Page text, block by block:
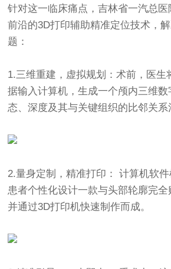
针对这一临床痛点，吉林省一汽总医
前沿的3D打印辅助精准定位技术，
题：
1.三维重建，虚拟规划：术前，医生
据输入计算机，生成一个颅内三维
态、深度及其与关键组织的比邻关系
2.量身定制，精准打印： 计算机软
患者个性化设计一款与头部轮廓完全
并通过3D打印机快速制作而成。